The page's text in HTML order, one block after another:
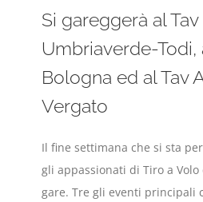
Si gareggerà al Tav
Umbriaverde-Todi,
Bologna ed al Tav
Vergato
Il fine settimana che si sta
gli appassionati di Tiro a
gare. Tre gli eventi principali